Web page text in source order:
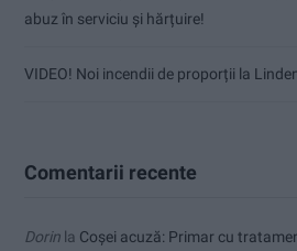
abuz în serviciu și hărțuire!
VIDEO! Noi incendii de proporții la
Comentarii recente
Dorin la Coșei acuză: Primar cu